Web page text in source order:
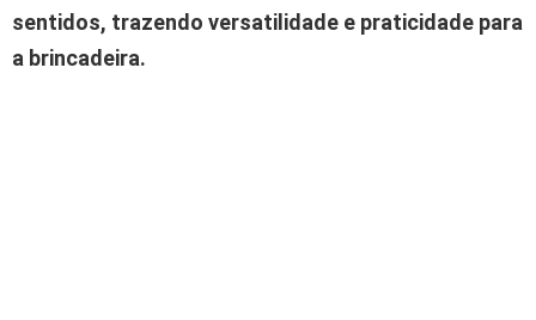
sentidos, trazendo versatilidade e praticidade para
a brincadeira.